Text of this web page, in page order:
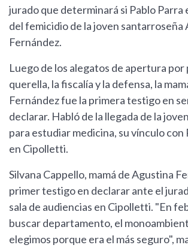
jurado que determinará si Pablo Parra
del femicidio de la joven santarroseña
Fernández.
Luego de los alegatos de apertura por
querella, la fiscalía y la defensa, la
Fernández fue la primera testigo en
declarar. Habló de la llegada de la
para estudiar medicina, su vínculo con
en Cipolletti.
Silvana Cappello, mamá de Agustina
primer testigo en declarar ante el
sala de audiencias en Cipolletti. "En
buscar departamento, el
elegimos porque era el más seguro",